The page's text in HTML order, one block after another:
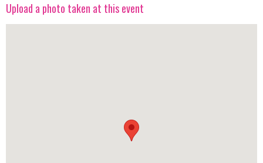
Upload a photo taken at this event